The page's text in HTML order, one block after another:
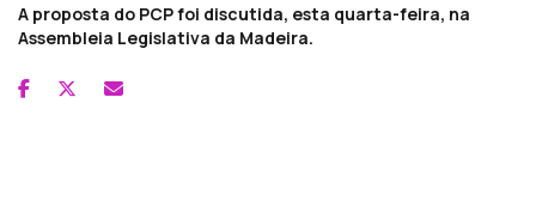
A proposta do PCP foi discutida, esta quarta-feira, na
Assembleia Legislativa da Madeira.